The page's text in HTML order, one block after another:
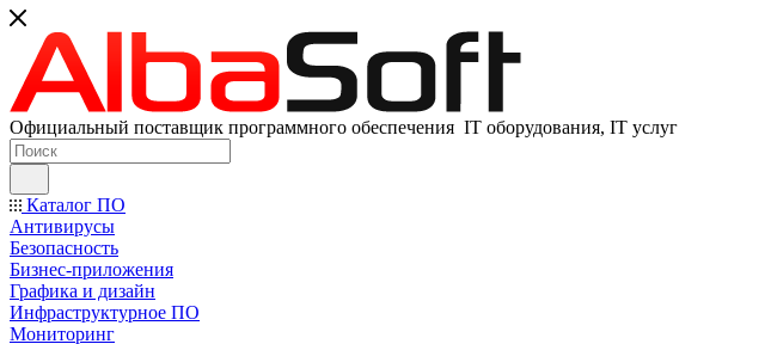
Официальный поставщик программного обеспечения IT оборудования, IT услуг
Каталог ПО
Антивирусы
Безопасность
Бизнес-приложения
Графика и дизайн
Инфраструктурное ПО
Мониторинг